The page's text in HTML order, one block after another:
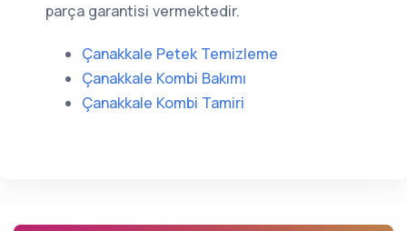
parça garantisi vermektedir.
Çanakkale Petek Temizleme
Çanakkale Kombi Bakımı
Çanakkale Kombi Tamiri